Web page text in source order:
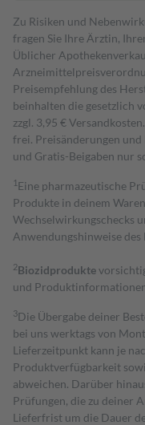
Zu Risiken und
fragen Sie Ihre Ärztin,
Üblicher
Preisempfehlung des
beinhalten die gesetzlich
zzgl. 3,95 €
frei. Preisänderungen
und Gratis-Beigaben nur
1 Eine pharmazeutische
Produkte in deinem
Wechselwirkungschecks
Anwendungshinweise des
2Biozidprodukte
und
3Die Übergabe deiner
bei uns werktags von
Lieferzeitpunkt kann je
Produktverfügbarkeit
abweichen. Darüber
Prüfungen, die zu deiner
Lieferfrist um die Dauer